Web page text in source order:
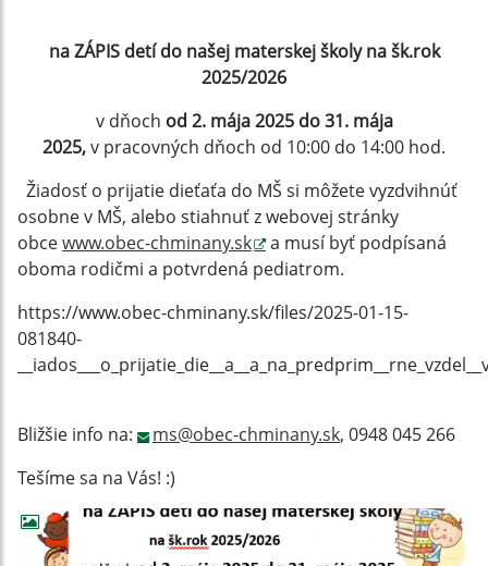
na ZÁPIS detí do našej materskej školy na šk.rok
2025/2026
v dňoch od 2. mája 2025 do 31. mája
2025,v pracovných dňoch od 10:00 do 14:00 hod.
Žiadosť o prijatie dieťaťa do MŠ si môžete vyzdvihnúť
osobne v MŠ, alebo stiahnuť z webovej stránky
obcewww.obec-chminany.sk
a musí byť podpísaná
oboma rodičmi a potvrdená pediatrom.
https://www.obec-chminany.sk/files/2025-01-15-
081840-
Bližšie info na: ms@obec-chminany.sk, 0948 045 266
Tešíme sa na Vás! :)